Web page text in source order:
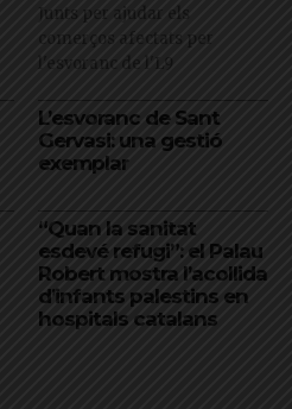
Junts per ajudar els
comerços afectats per
l'esvoranc de l'L9
L’esvoranc de Sant
Gervasi: una gestió
exemplar
“Quan la sanitat
esdevé refugi”: el Palau
Robert mostra l’acollida
d’infants palestins en
hospitals catalans